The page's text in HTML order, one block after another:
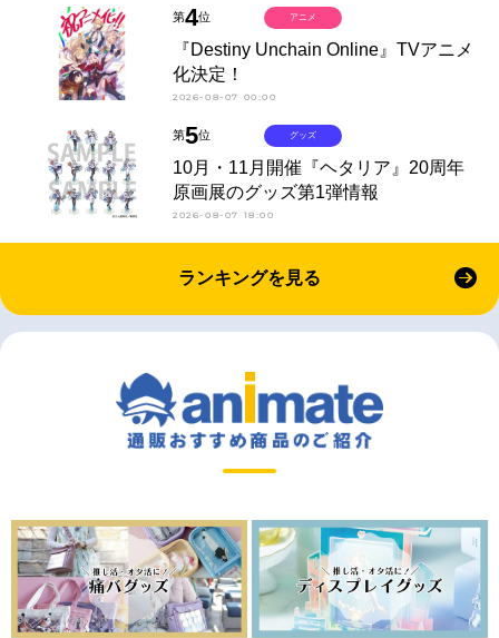
第4位
『Destiny Unchain Online』TVアニメ
化決定！
2026-08-07 00:00
アニメ
第5位
10月・11月開催『ヘタリア』20周年
原画展のグッズ第1弾情報
2026-08-07 18:00
グッズ
ランキングを見る